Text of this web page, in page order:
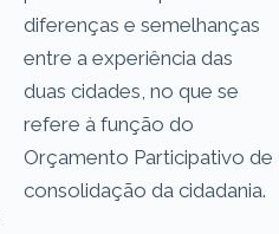
diferenças e semelhanças
entre a experiência das
duas cidades, no que se
refere à função do
Orçamento Participativo de
consolidação da cidadania.